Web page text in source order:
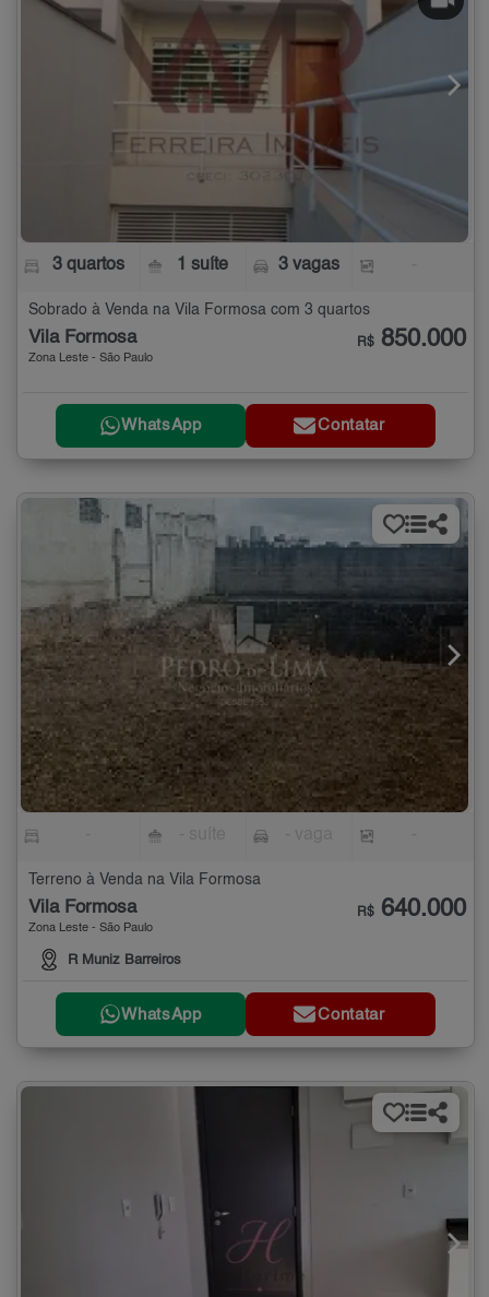
3 quartos 1 suíte 3 vagas
Sobrado à Venda na Vila Formosa com 3 quartos
Vila Formosa
Zona Leste - São Paulo
R$ 850.000
WhatsApp Contatar
Terreno à Venda na Vila Formosa
Vila Formosa
Zona Leste - São Paulo
R Muniz Barreiros
R$ 640.000
WhatsApp Contatar